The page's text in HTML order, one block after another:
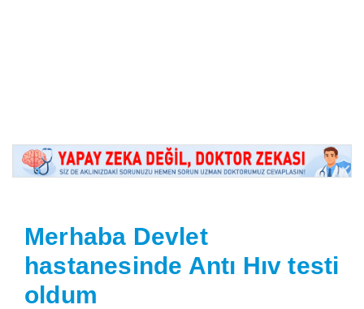
Merhaba Devlet
hastanesinde Antı Hıv testi
oldum